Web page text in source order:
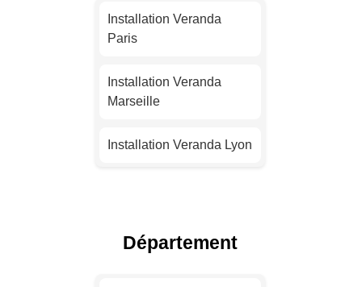
Installation Veranda
Paris
Installation Veranda
Marseille
Installation Veranda Lyon
Installation Veranda Nice
Département